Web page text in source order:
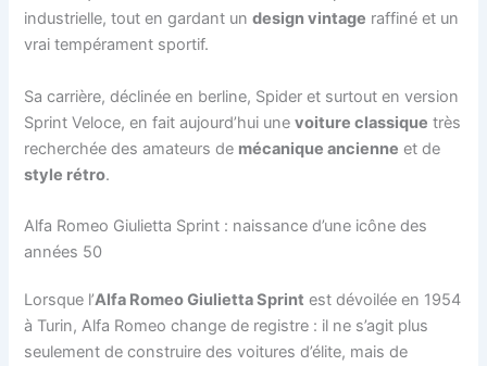
industrielle, tout en gardant undesign vintage raffiné et un
vrai tempérament sportif.
Sa carrière, déclinée en berline, Spider et surtout en version
Sprint Veloce, en fait aujourd’hui unevoiture classique très
recherchée des amateurs de mécanique ancienne et de
style rétro.
Alfa Romeo Giulietta Sprint : naissance d’une icône des
années 50
Lorsque l’Alfa Romeo Giulietta Sprint est dévoilée en 1954
à Turin, Alfa Romeo change de registre : il ne s’agit plus
seulement de construire des voitures d’élite, mais de